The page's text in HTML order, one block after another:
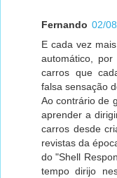
Fernando 02/
E cada vez
automático,
carros que
falsa sensação
Ao contrário de
aprender a
carros desde
revistas da
do "Shell
tempo dirijo